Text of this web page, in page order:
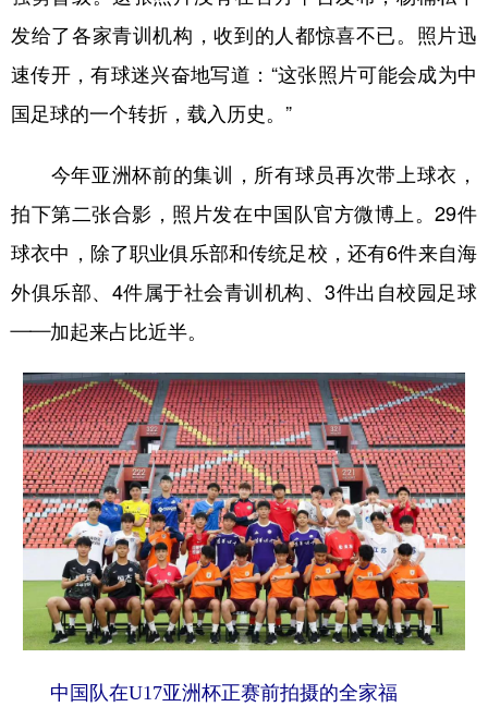
发给了各家青训机构，收到的人都惊喜不已。照片迅
速传开，有球迷兴奋地写道：“这张照片可能会成为中
国足球的一个转折，载入历史。”
今年亚洲杯前的集训，所有球员再次带上球衣，
拍下第二张合影，照片发在中国队官方微博上。29件
球衣中，除了职业俱乐部和传统足校，还有6件来自海
外俱乐部、4件属于社会青训机构、3件出自校园足球
——加起来占比近半。
中国队在U17亚洲杯正赛前拍摄的全家福